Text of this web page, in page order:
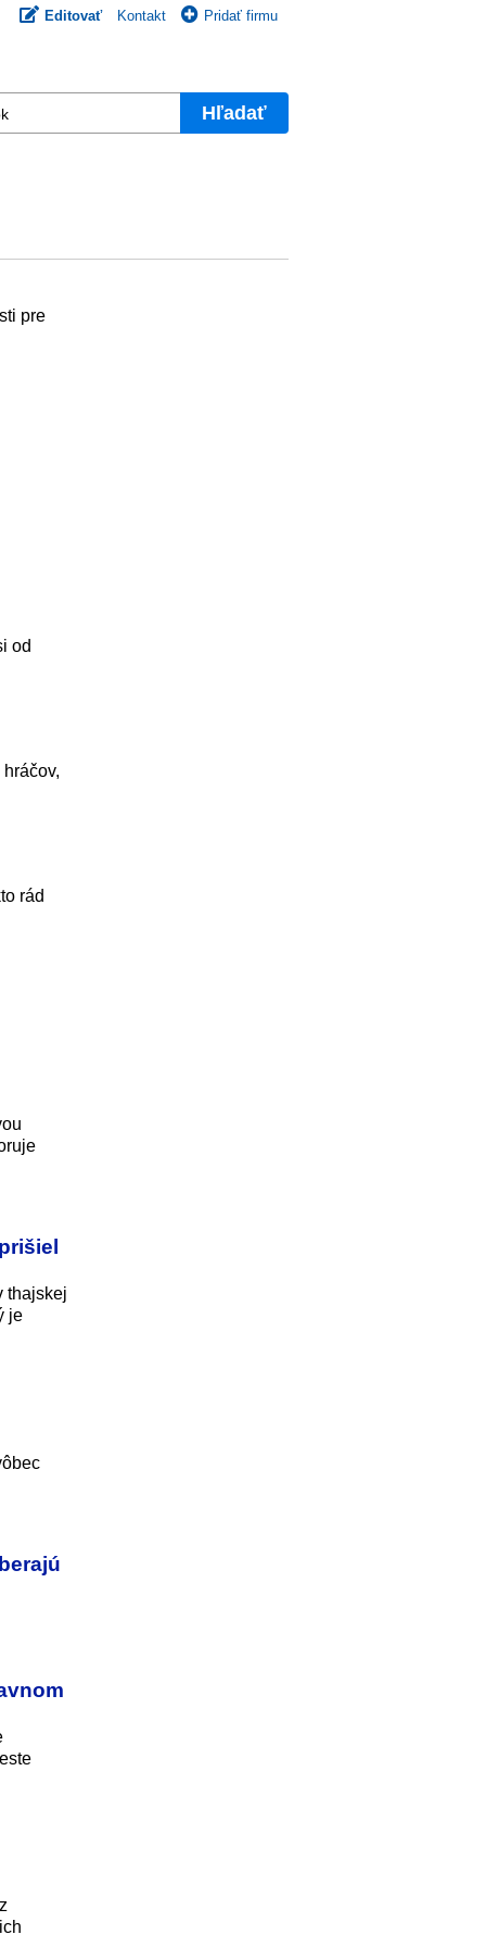
Editovať Kontakt Pridať firmu
Hľadať
pre
od
rád
thajskej
je